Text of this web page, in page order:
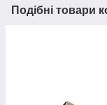
Подібні товари